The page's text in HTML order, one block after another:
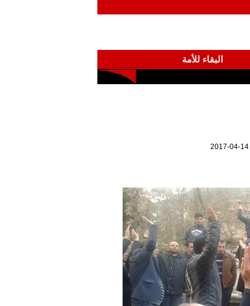
البقاء للأمة
2017-04-14